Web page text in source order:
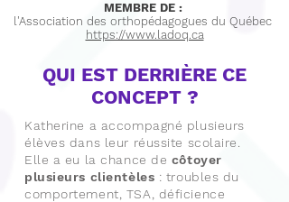
MEMBRE DE :
l'Association des orthopédagogues du Québec
https://www.ladoq.ca
QUI EST DERRIÈRE CE
CONCEPT ?
Katherine a accompagné plusieurs
élèves dans leur réussite scolaire.
Elle a eu la chance de côtoyer
plusieurs clientèles : troubles du
comportement, TSA, déficience